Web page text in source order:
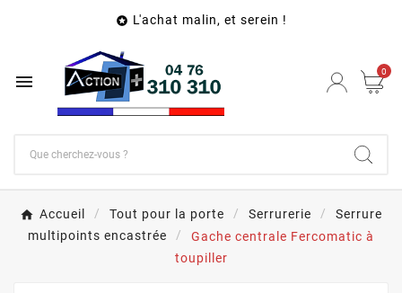
 L'achat malin, et serein !
 0
Accueil Tout pour la porte Serrurerie
Serrure
multipoints encastrée
Gache centrale Fercomatic à
toupiller